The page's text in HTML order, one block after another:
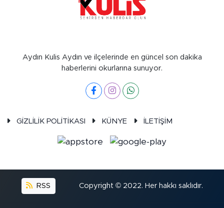
Aydın Kulis Aydın ve ilçelerinde en güncel son dakika
haberlerini okurlarına sunuyor.
GİZLİLİK POLİTİKASI KÜNYE İLETİŞİM
RSS Copyright © 2022. Her hakkı saklıdır.